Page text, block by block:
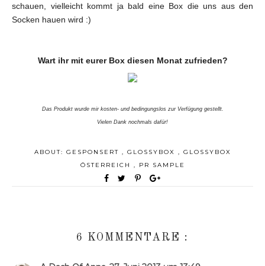
schauen, vielleicht kommt ja bald eine Box die uns aus den
Socken hauen wird :)
Wart ihr mit eurer Box diesen Monat zufrieden?
Das Produkt wurde mir kosten- und bedingungslos zur Verfügung gestellt.
Vielen Dank nochmals dafür!
ABOUT: GESPONSERT , GLOSSYBOX , GLOSSYBOX
ÖSTERREICH , PR SAMPLE
6 KOMMENTARE :